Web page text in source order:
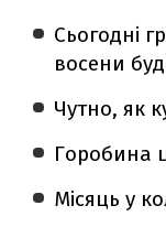
Сьогодні
восени
Чутно, як
Горобина
Місяць у